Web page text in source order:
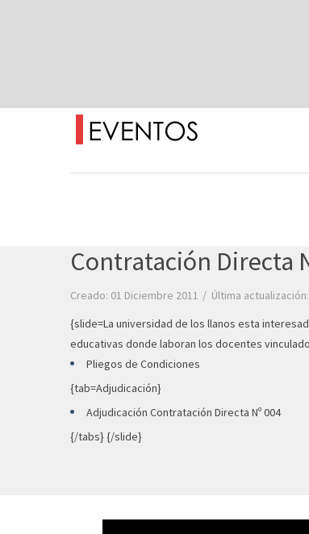
Contratación Directa
Creado: 01 Diciembre 2011
Última
{slide=La universidad de los llanos esta
educativas donde laboran los docentes
Pliegos de Condiciones
{tab=Adjudicación}
Adjudicación Contratación Directa Nº 004
{/tabs} {/slide}